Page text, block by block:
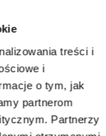
treści i
i
o tym, jak
partnerom
Partnerzy